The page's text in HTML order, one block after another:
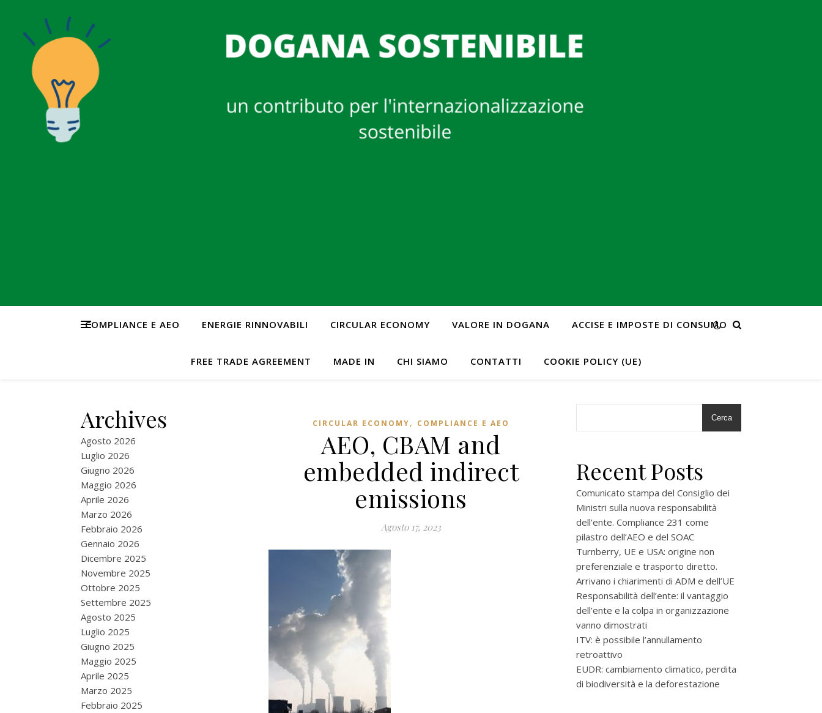
COMPLIANCE E AEO ENERGIE RINNOVABILI CIRCULAR ECONOMY VALORE IN DOGANA ACCISE E IMPOSTE DI CONSUMO
FREE TRADE AGREEMENT MADE IN CHI SIAMO CONTATTI COOKIE POLICY (UE)
Archives
Agosto 2026
Luglio 2026
Giugno 2026
Maggio 2026
Aprile 2026
Marzo 2026
Febbraio 2026
Gennaio 2026
Dicembre 2025
Novembre 2025
Ottobre 2025
Settembre 2025
Agosto 2025
Luglio 2025
Giugno 2025
Maggio 2025
Aprile 2025
Marzo 2025
Febbraio 2025
CIRCULAR ECONOMY, COMPLIANCE E AEO
AEO, CBAM and
embedded indirect
emissions
Agosto 17, 2023
Cerca
Recent Posts
Comunicato stampa del Consiglio dei
Ministri sulla nuova responsabilità
dell’ente. Compliance 231 come
pilastro dell’AEO e del SOAC
Turnberry, UE e USA: origine non
preferenziale e trasporto diretto.
Arrivano i chiarimenti di ADM e dell’UE
Responsabilità dell’ente: il vantaggio
dell’ente e la colpa in organizzazione
vanno dimostrati
ITV: è possibile l’annullamento
retroattivo
EUDR: cambiamento climatico, perdita
di biodiversità e la deforestazione